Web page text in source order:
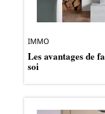
IMMO
Les avantages de
soi